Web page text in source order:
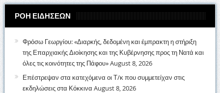
ΡΟΗ ΕΙΔΗΣΕΩΝ
Φρόσω Γεωργίου: «Διαρκής, δεδομένη και έμπρακτη η στήριξη
της Επαρχιακής Διοίκησης και της Κυβέρνησης προς τη Νατά και
όλες τις κοινότητες της Πάφου»August 8, 2026
Επέστρεψαν στα κατεχόμενα οι Τ/κ που συμμετείχαν στις
εκδηλώσεις στα Κόκκινα August 8, 2026